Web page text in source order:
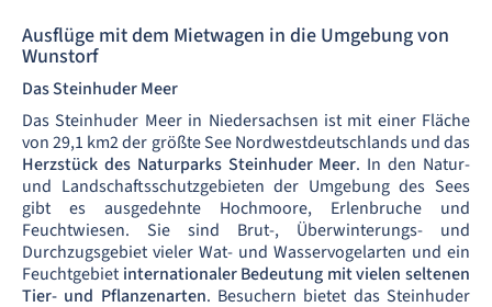
Ausflüge mit dem Mietwagen in die Umgebung von
Wunstorf
Das Steinhuder Meer
Das Steinhuder Meer in Niedersachsen ist mit einer Fläche
von 29,1 km2 der größte See Nordwestdeutschlands und das
Herzstück des Naturparks Steinhuder Meer. In den Natur-
und Landschaftsschutzgebieten der Umgebung des Sees
gibt es ausgedehnte Hochmoore, Erlenbruche und
Feuchtwiesen. Sie sind Brut-, Überwinterungs- und
Durchzugsgebiet vieler Wat- und Wasservogelarten und ein
Feuchtgebiet internationaler Bedeutung mit vielen seltenen
Tier- und Pflanzenarten. Besuchern bietet das Steinhuder